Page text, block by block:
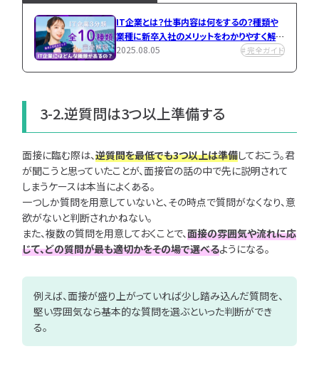
IT企業とは？仕事内容は何をするの？種類や
業種に新卒入社のメリットをわかりやすく解
説！
2025.08.05 完全ガイド
3-2.逆質問は3つ以上準備する
面接に臨む際は、逆質問を最低でも3つ以上は準備しておこう。君
が聞こうと思っていたことが、面接官の話の中で先に説明されて
しまうケースは本当によくある。
一つしか質問を用意していないと、その時点で質問がなくなり、意
欲がないと判断されかねない。
また、複数の質問を用意しておくことで、面接の雰囲気や流れに応
じて、どの質問が最も適切かをその場で選べるようになる。
例えば、面接が盛り上がっていれば少し踏み込んだ質問を、
堅い雰囲気なら基本的な質問を選ぶといった判断ができ
る。